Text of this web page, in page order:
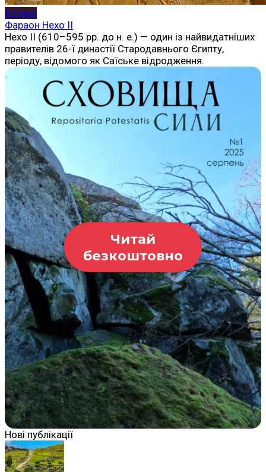
Історія
Фараон Нехо II
Нехо II (610–595 рр. до н. е.) — один із найвидатніших
правителів 26-ї династії Стародавнього Єгипту,
періоду, відомого як Саїське відродження.
Читай
безкоштовно
Нові публікації